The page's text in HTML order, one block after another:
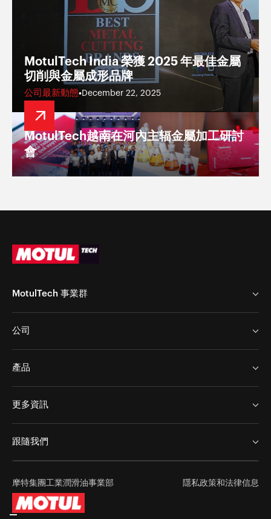
MotulTech India 榮獲 2025 年最佳金屬
切削與金屬成形品牌
公司最新動態•December 22, 2025
MotulTech越南在河內主辐金屬加工研討
會
MotulTech 事業群
Chem Arrow Corp
公司
產品
表面處理
更多資訊
跟隨我們
摩特集團工業潤滑油事業部 隱私政策和法律信息